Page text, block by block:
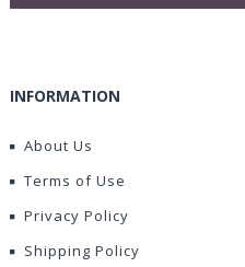
INFORMATION
About Us
Terms of Use
Privacy Policy
Shipping Policy